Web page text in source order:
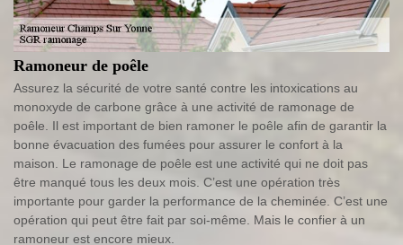
Ramoneur de poêle
Assurez la sécurité de votre santé contre les intoxications au
monoxyde de carbone grâce à une activité de ramonage de
poêle. Il est important de bien ramoner le poêle afin de garantir la
bonne évacuation des fumées pour assurer le confort à la
maison. Le ramonage de poêle est une activité qui ne doit pas
être manqué tous les deux mois. C’est une opération très
importante pour garder la performance de la cheminée. C’est une
opération qui peut être fait par soi-même. Mais le confier à un
ramoneur est encore mieux.